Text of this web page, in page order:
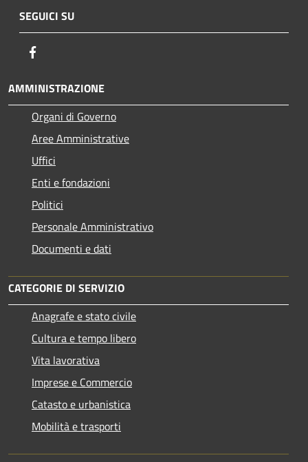
SEGUICI SU
AMMINISTRAZIONE
Organi di Governo
Aree Amministrative
Uffici
Enti e fondazioni
Politici
Personale Amministrativo
Documenti e dati
CATEGORIE DI SERVIZIO
Anagrafe e stato civile
Cultura e tempo libero
Vita lavorativa
Imprese e Commercio
Catasto e urbanistica
Mobilità e trasporti